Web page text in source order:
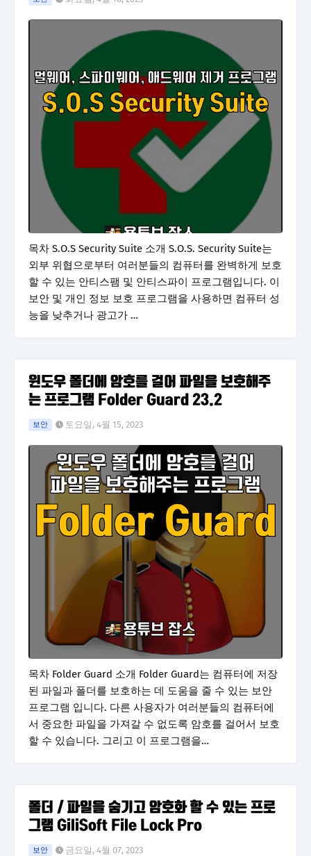
목차 S.O.S Security Suite 소개 S.O.S. Security Suite는
외부 위협으로부터 여러분들의 컴퓨터를 완벽하게 보호
할 수 있는 안티스팸 및 안티스파이 프로그램입니다. 이
보안 및 개인 정보 보호 프로그램을 사용하면 컴퓨터 성
능을 낮추거나 광고가 …
윈도우 폴더에 암호를 걸어 파일을 보호해주
는 프로그램 Folder Guard 23.2
보안 토요일, 4월 15, 2023
목차 Folder Guard 소개 Folder Guard는 컴퓨터에 저장
된 파일과 폴더를 보호하는 데 도움을 줄 수 있는 보안
프로그램 입니다. 다른 사용자가 여러분들의 컴퓨터에
서 중요한 파일을 가져갈 수 없도록 암호를 걸어서 보호
할 수 있습니다. 그리고 이 프로그램을…
폴더 / 파일을 숨기고 암호화 할 수 있는 프로
그램 GiliSoft File Lock Pro
보안 금요일, 4월 07, 2023